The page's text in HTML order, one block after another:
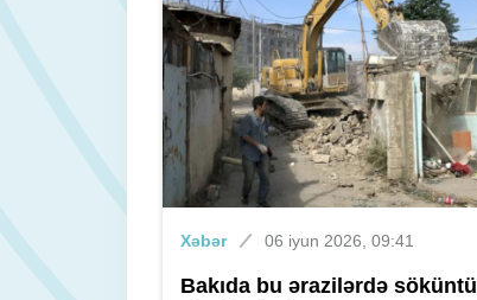
Xəbər 06 iyun 2026, 09:41
Bakıda bu ərazilərdə söküntü